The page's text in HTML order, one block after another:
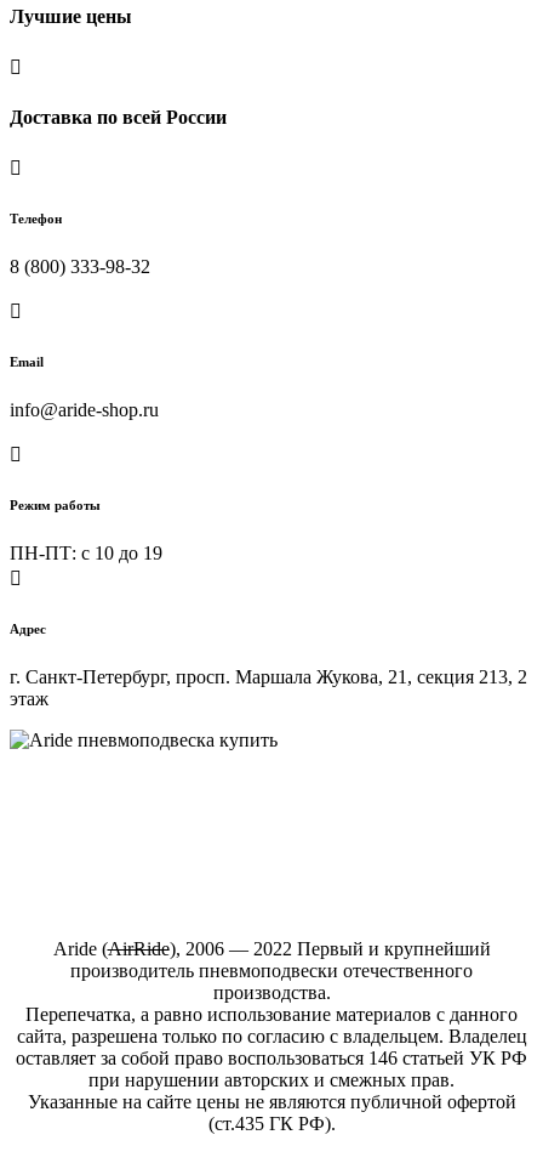
Лучшие цены

Доставка по всей России

Телефон
8 (800) 333-98-32

Email
info@aride-shop.ru

Режим работы
ПН-ПТ: c 10 до 19

Адрес
г. Санкт-Петербург, просп. Маршала Жукова, 21, секция 213, 2
этаж
Aride (АirRide), 2006 — 2022 Первый и крупнейший
производитель пневмоподвески отечественного
производства.
Перепечатка, а равно использование материалов с данного
сайта, разрешена только по согласию с владельцем. Владелец
оставляет за собой право воспользоваться 146 статьей УК РФ
при нарушении авторских и смежных прав.
Указанные на сайте цены не являются публичной офертой
(ст.435 ГК РФ).